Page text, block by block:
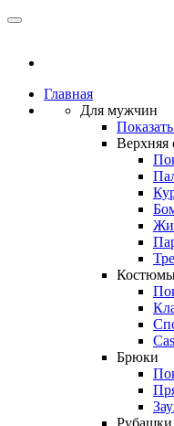
Главная
Для мужчин
Верхняя
Брюки
Рубашки